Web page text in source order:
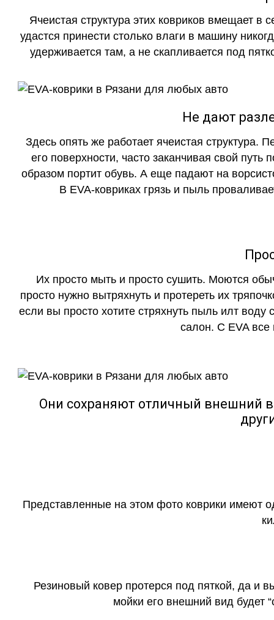
Ячеистая структура этих ковриков вмещает в
удастся принести столько влаги в машину
удерживается там, а не скапливается под
Не дают
Здесь опять же работает ячеистая структура.
его поверхности, часто заканчивая свой
образом портит обувь. А еще падают на
В EVA-ковриках грязь и пыль
Их просто мыть и просто сушить. Моются
просто нужно вытряхнуть и протереть их
если вы просто хотите стряхнуть пыль илт воду
салон. С EVA все
Они сохраняют отличный внешний
Представленные на этом фото коврики имеют
Резиновый ковер протерся под пяткой, да и
мойки его внешний вид будет